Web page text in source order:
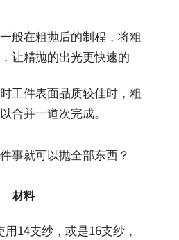
般在粗抛后的制程，将粗
让精抛的出光更快速的
工件表面品质较佳时，粗
合并一道次完成。
材料
14支纱，或是16支纱，